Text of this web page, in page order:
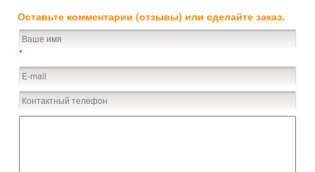
Оставьте комментарии (отзывы) или сделайте заказ.
*